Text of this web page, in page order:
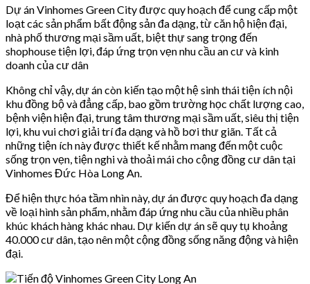
Dự án Vinhomes Green City được quy hoạch để cung cấp một
loạt các sản phẩm bất động sản đa dạng, từ căn hộ hiện đại,
nhà phố thương mại sầm uất, biệt thự sang trọng đến
shophouse tiện lợi, đáp ứng trọn vẹn nhu cầu an cư và kinh
doanh của cư dân
Không chỉ vậy, dự án còn kiến tạo một hệ sinh thái tiện ích nội
khu đồng bộ và đẳng cấp, bao gồm trường học chất lượng cao,
bệnh viện hiện đại, trung tâm thương mại sầm uất, siêu thị tiện
lợi, khu vui chơi giải trí đa dạng và hồ bơi thư giãn. Tất cả
những tiện ích này được thiết kế nhằm mang đến một cuộc
sống trọn vẹn, tiện nghi và thoải mái cho cộng đồng cư dân tại
Vinhomes Đức Hòa Long An.
Để hiện thực hóa tầm nhìn này, dự án được quy hoạch đa dạng
về loại hình sản phẩm, nhằm đáp ứng nhu cầu của nhiều phân
khúc khách hàng khác nhau. Dự kiến dự án sẽ quy tụ khoảng
40.000 cư dân, tạo nên một cộng đồng sống năng động và hiện
đại.